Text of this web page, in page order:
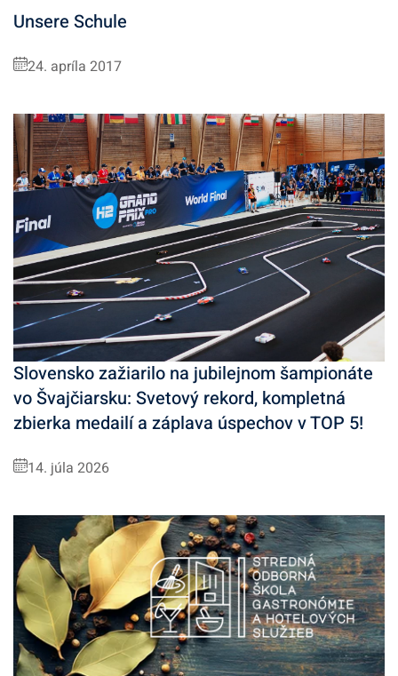
Unsere Schule
24. apríla 2017
Slovensko zažiarilo na jubilejnom šampionáte
vo Švajčiarsku: Svetový rekord, kompletná
zbierka medailí a záplava úspechov v TOP 5!
14. júla 2026